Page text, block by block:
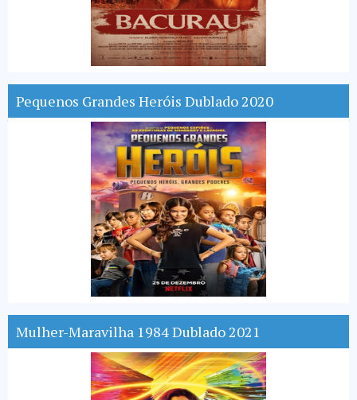
Pequenos Grandes Heróis Dublado 2020
Mulher-Maravilha 1984 Dublado 2021